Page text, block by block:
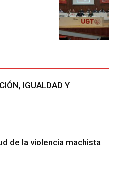
IGUALDAD Y
de la violencia machista